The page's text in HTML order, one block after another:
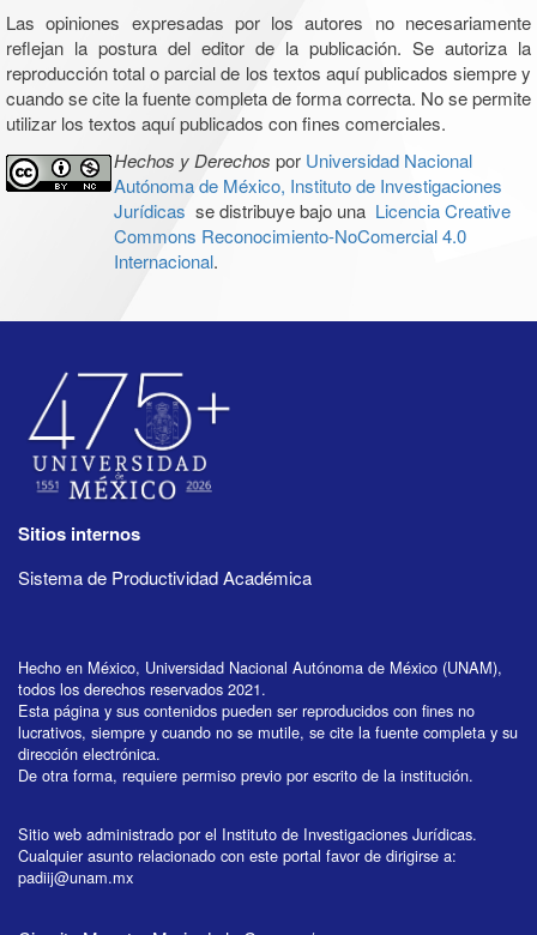
Las opiniones expresadas por los autores no necesariamente
reflejan la postura del editor de la publicación. Se autoriza la
reproducción total o parcial de los textos aquí publicados siempre y
cuando se cite la fuente completa de forma correcta. No se permite
utilizar los textos aquí publicados con fines comerciales.
Hechos y Derechos por Universidad Nacional
Autónoma de México, Instituto de Investigaciones
Jurídicas se distribuye bajo una Licencia Creative
Commons Reconocimiento-NoComercial 4.0
Internacional.
Sitios internos
Sistema de Productividad Académica
Hecho en México, Universidad Nacional Autónoma de México (UNAM),
todos los derechos reservados 2021.
Esta página y sus contenidos pueden ser reproducidos con fines no
lucrativos, siempre y cuando no se mutile, se cite la fuente completa y su
dirección electrónica.
De otra forma, requiere permiso previo por escrito de la institución.
Sitio web administrado por el Instituto de Investigaciones Jurídicas.
Cualquier asunto relacionado con este portal favor de dirigirse a:
padiij@unam.mx